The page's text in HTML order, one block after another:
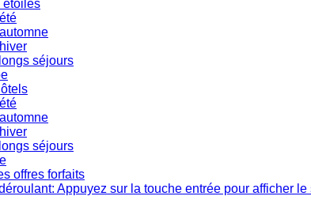
étoiles
séjours
séjours
offres forfaits
Appuyez sur la touche entrée pour afficher le